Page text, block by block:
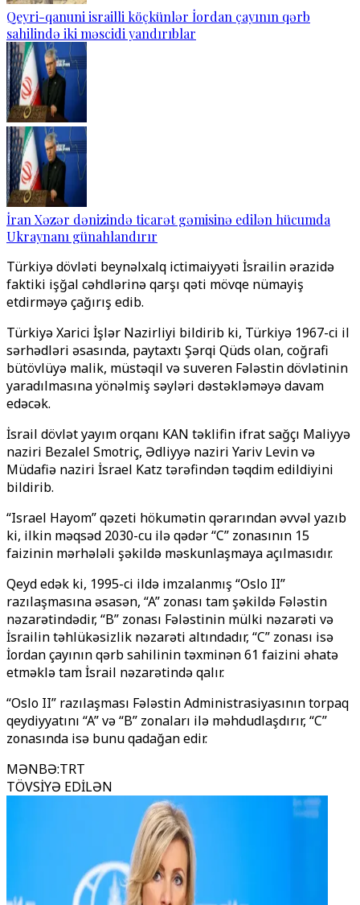
Qeyri-qanuni israilli köçkünlər İordan çayının qərb
sahilində iki məscidi yandırıblar
İran Xəzər dənizində ticarət gəmisinə edilən hücumda
Ukraynanı günahlandırır
Türkiyə dövləti beynəlxalq ictimaiyyəti İsrailin ərazidə
faktiki işğal cəhdlərinə qarşı qəti mövqe nümayiş
etdirməyə çağırış edib.
Türkiyə Xarici İşlər Nazirliyi bildirib ki, Türkiyə 1967-ci il
sərhədləri əsasında, paytaxtı Şərqi Qüds olan, coğrafi
bütövlüyə malik, müstəqil və suveren Fələstin dövlətinin
yaradılmasına yönəlmiş səyləri dəstəkləməyə davam
edəcək.
İsrail dövlət yayım orqanı KAN təklifin ifrat sağçı Maliyyə
naziri Bezalel Smotriç, Ədliyyə naziri Yariv Levin və
Müdafiə naziri İsrael Katz tərəfindən təqdim edildiyini
bildirib.
“Israel Hayom” qəzeti hökumətin qərarından əvvəl yazıb
ki, ilkin məqsəd 2030-cu ilə qədər “C” zonasının 15
faizinin mərhələli şəkildə məskunlaşmaya açılmasıdır.
Qeyd edək ki, 1995-ci ildə imzalanmış “Oslo II”
razılaşmasına əsasən, “A” zonası tam şəkildə Fələstin
nəzarətindədir, “B” zonası Fələstinin mülki nəzarəti və
İsrailin təhlükəsizlik nəzarəti altındadır, “C” zonası isə
İordan çayının qərb sahilinin təxminən 61 faizini əhatə
etməklə tam İsrail nəzarətində qalır.
“Oslo II” razılaşması Fələstin Administrasiyasının torpaq
qeydiyyatını “A” və “B” zonaları ilə məhdudlaşdırır, “C”
zonasında isə bunu qadağan edir.
MƏNBƏ:TRT
TÖVSİYƏ EDİLƏN